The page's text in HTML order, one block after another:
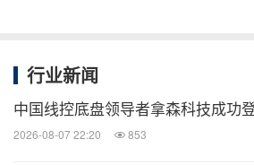
行业新闻
中国线控底盘领导者拿森科技成功
2026-08-07 22:20 853